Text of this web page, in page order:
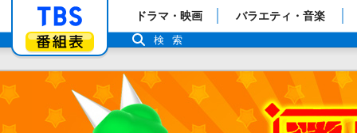
「TBSテレビ」トップページ
番組表
ドラマ・映画 バラエティ・音楽
検索